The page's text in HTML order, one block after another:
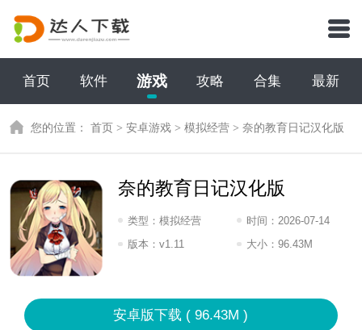
首页 软件 游戏 攻略 合集 最新
您的位置：首页 >安卓游戏 >模拟经营 >奈的教育日记汉化版
奈的教育日记汉化版
类型：模拟经营 时间： 2026-07-14
11:2026
版本：v1.11 大小： 96.43M
安卓版下载 ( 96.43M )